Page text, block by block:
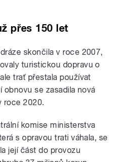
přes 150 let
skončila v roce 2007,
turistickou dopravu o
trať přestala používat
obnovu se zasadila nová
roce 2020.
komise ministerstva
s opravou trati váhala, se
její část do provozu